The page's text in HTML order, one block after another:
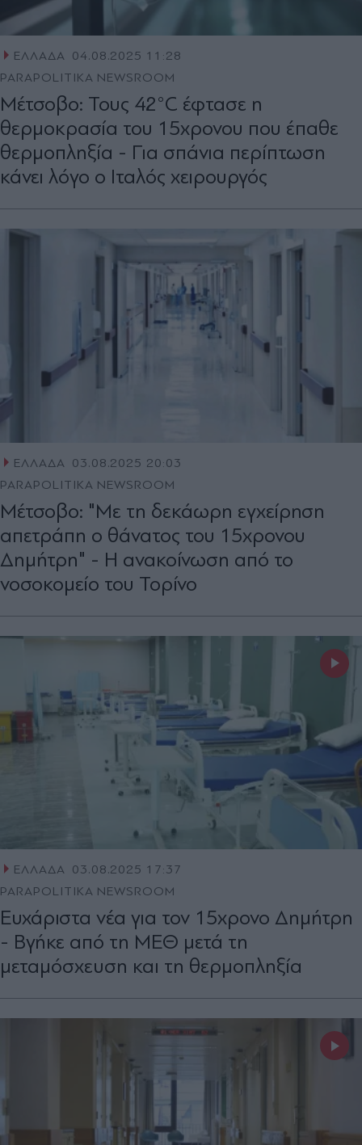
ΕΛΛΑΔΑ 04.08.2025 11:28
PARAPOLITIKA NEWSROOM
Μέτσοβο: Τους 42°C έφτασε η
θερμοκρασία του 15χρονου που έπαθε
θερμοπληξία - Για σπάνια περίπτωση
κάνει λόγο ο Ιταλός χειρουργός
ΕΛΛΑΔΑ 03.08.2025 20:03
PARAPOLITIKA NEWSROOM
Μέτσοβο: "Με τη δεκάωρη εγχείρηση
απετράπη ο θάνατος του 15χρονου
Δημήτρη" - Η ανακοίνωση από το
νοσοκομείο του Τορίνο
ΕΛΛΑΔΑ 03.08.2025 17:37
PARAPOLITIKA NEWSROOM
Ευχάριστα νέα για τον 15χρονο Δημήτρη
- Βγήκε από τη ΜΕΘ μετά τη
μεταμόσχευση και τη θερμοπληξία